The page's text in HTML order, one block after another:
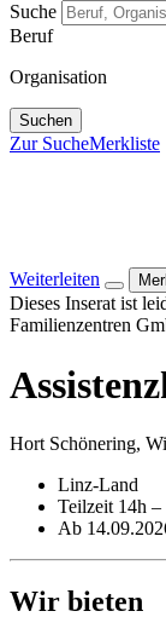
Suche
Beruf
Organisation
Suchen
Zur SucheMerkliste
Weiterleiten
Dieses Inserat ist
Familienzentren
Hort Schönering,
Linz-Land
Teilzeit 14h –
Ab
Wir bieten